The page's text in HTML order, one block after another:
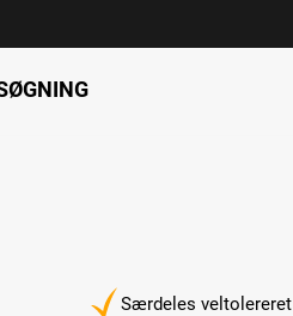
Særdeles veltolereret